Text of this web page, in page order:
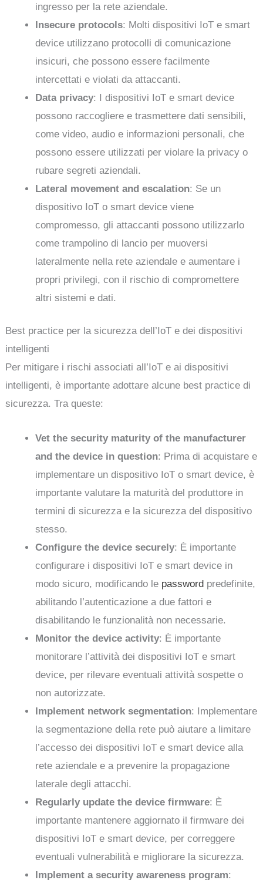
ingresso per la rete aziendale.
Insecure protocols: Molti dispositivi IoT e smart
device utilizzano protocolli di comunicazione
insicuri, che possono essere facilmente
intercettati e violati da attaccanti.
Data privacy: I dispositivi IoT e smart device
possono raccogliere e trasmettere dati sensibili,
come video, audio e informazioni personali, che
possono essere utilizzati per violare la privacy o
rubare segreti aziendali.
Lateral movement and escalation: Se un
dispositivo IoT o smart device viene
compromesso, gli attaccanti possono utilizzarlo
come trampolino di lancio per muoversi
lateralmente nella rete aziendale e aumentare i
propri privilegi, con il rischio di compromettere
altri sistemi e dati.
Best practice per la sicurezza dell’IoT e dei dispositivi
intelligenti
Per mitigare i rischi associati all’IoT e ai dispositivi
intelligenti, è importante adottare alcune best practice di
sicurezza. Tra queste:
Vet the security maturity of the manufacturer
and the device in question: Prima di acquistare e
implementare un dispositivo IoT o smart device, è
importante valutare la maturità del produttore in
termini di sicurezza e la sicurezza del dispositivo
stesso.
Configure the device securely: È importante
configurare i dispositivi IoT e smart device in
modo sicuro, modificando le password predefinite,
abilitando l’autenticazione a due fattori e
disabilitando le funzionalità non necessarie.
Monitor the device activity: È importante
monitorare l’attività dei dispositivi IoT e smart
device, per rilevare eventuali attività sospette o
non autorizzate.
Implement network segmentation: Implementare
la segmentazione della rete può aiutare a limitare
l’accesso dei dispositivi IoT e smart device alla
rete aziendale e a prevenire la propagazione
laterale degli attacchi.
Regularly update the device firmware: È
importante mantenere aggiornato il firmware dei
dispositivi IoT e smart device, per correggere
eventuali vulnerabilità e migliorare la sicurezza.
Implement a security awareness program: